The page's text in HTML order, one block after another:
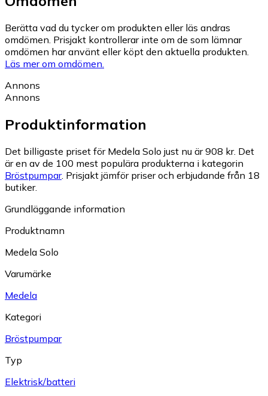
Berätta vad du tycker om produkten eller läs andras
omdömen. Prisjakt kontrollerar inte om de som lämnar
omdömen har använt eller köpt den aktuella produkten.
Läs mer om omdömen.
Annons
Annons
Produktinformation
Det billigaste priset för Medela Solo just nu är 908 kr. Det
är en av de 100 mest populära produkterna i kategorin
Bröstpumpar. Prisjakt jämför priser och erbjudande från 18
butiker.
Grundläggande information
Produktnamn
Medela Solo
Varumärke
Medela
Kategori
Bröstpumpar
Typ
Elektrisk/batteri